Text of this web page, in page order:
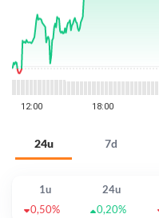
24u 7d
1u 24u
0,50%
0,20%